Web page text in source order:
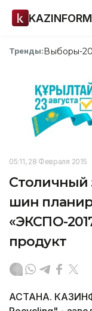
KAZINFORM
Тренды:Выборы-
05:11, 28 Февраля 2015
Столичный
шин
«ЭКСПО-
продукт
АСТАНА.